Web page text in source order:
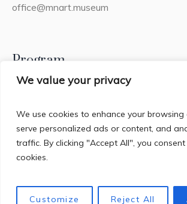
We value your privacy
We use cookies to enhance your browsing
serve personalized ads or content, and
traffic. By clicking "Accept All", you
cookies.
Customize Reject All
office@mnart.museum
Program
intrare)
Luni & Marți: Închis